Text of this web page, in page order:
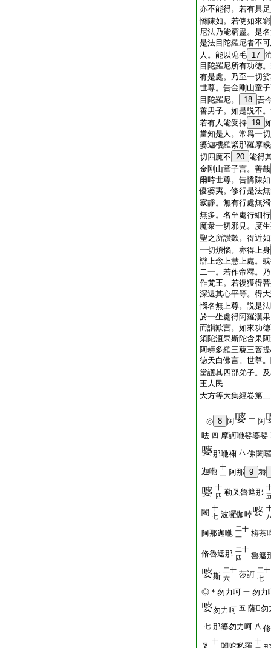
亦不能得。若有具
憍陳如。若使如來窮
尼法乃能窮盡。是
是法目陀羅尼者不
人。能以兎毛 17
目陀羅尼所有功徳
有是處。乃至一切
世尊。告金剛山童
目陀羅尼。
18 吾
善男子。如是説不
若有人能受持 19
當知是人。常爲一
婆迦樓羅緊那羅摩
切四魔不 20 能得
金剛山童子言。善哉
爾時世尊。告憍陳
優婆夷。修行是法
寂靜。無有行處無
無多。名至處行細行
魔衆一切邪見。度
聖之所讃歎。得近
一切煩惱。亦得上身
辯上念上慧上處。
二一。若作帝釋。
作梵王。若復獲得
深遠其心平等。得
惱名無上尊。説是
於一坐處得阿羅漢
而讃歎言。如來功
須陀洹果斯陀含果
阿耨多羅三藐三菩
徳天白佛言。世尊
當護其四部弟子。
王人民
大方等大集經卷第
◎ 8 阿 一 阿
呿 四 摩訶咃娑婆娑
那咃禰 八 佛闍囉
迦咃 十
一 阿那 9 耨
十
四 勒叉魯遮那
闍 十
七 波囉伽啅
阿那迦咃 二十
一
栴茶
脩魯遮那 二十
四
魯遮
斯
二十
六
莎訶 二十
七
◎＊勿力呵 一 勿力
勿力呵 五 薩𡖐
七 那婆勿力呵 八
叉 十 闍蛇私羅 十